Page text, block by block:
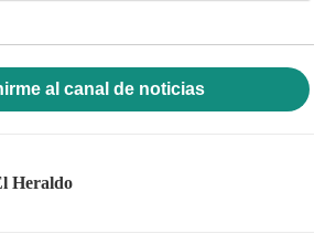
al canal de noticias
Heraldo